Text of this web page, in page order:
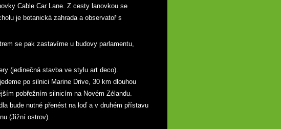
Cable Car Lane. Z cesty lanovkou se
je botanická zahrada a observatoř s
se pak zastavíme u budovy parlamentu,
(jedinečná stavba ve stylu art deco).
po silnici Marine Drive, 30 km dlouhou
pobřežním silnicím na Novém Zélandu.
bude nutné přenést na loď a v druhém přístavu
(Jižní ostrov).